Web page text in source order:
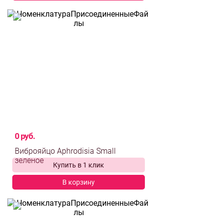
0 руб.
Купить в 1 клик
В корзину
выбрать и сравнить